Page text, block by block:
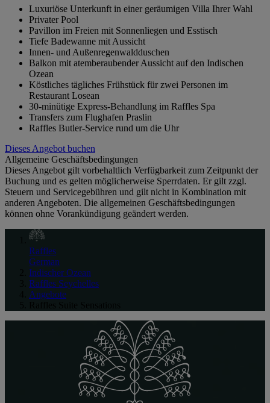
Luxuriöse Unterkunft in einer geräumigen Villa Ihrer Wahl
Privater Pool
Pavillon im Freien mit Sonnenliegen und Esstisch
Tiefe Badewanne mit Aussicht
Innen- und Außenregenwaldduschen
Balkon mit atemberaubender Aussicht auf den Indischen
Ozean
Köstliches tägliches Frühstück für zwei Personen im
Restaurant Losean
30-minütige Express-Behandlung im Raffles Spa
Transfers zum Flughafen Praslin
Raffles Butler-Service rund um die Uhr
Dieses Angebot buchen
Allgemeine Geschäftsbedingungen
Dieses Angebot gilt vorbehaltlich Verfügbarkeit zum Zeitpunkt der
Buchung und es gelten möglicherweise Sperrdaten. Er gilt zzgl.
Steuern und Servicegebühren und gilt nicht in Kombination mit
anderen Angeboten. Die allgemeinen Geschäftsbedingungen
können ohne Vorankündigung geändert werden.
Raffles
German
Indischer Ozean
Raffles Seychelles
Angebote